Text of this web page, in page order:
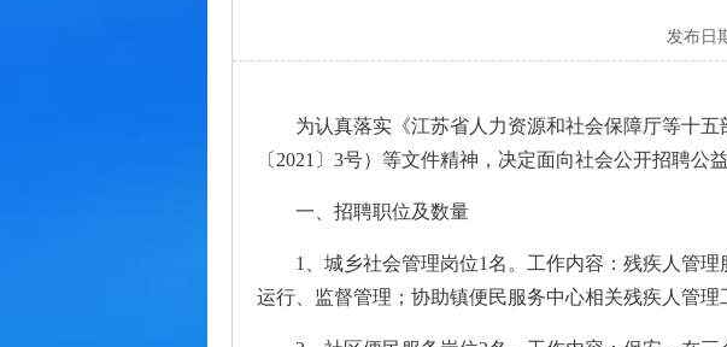
发布日
为认真落实《江苏省人力资源和社会保障厅等十
〔2021〕3号）等文件精神，决定面向社会公开招聘公
一、招聘职位及数量
1、城乡社会管理岗位1名。工作内容：残疾人管
运行、监督管理；协助镇便民服务中心相关残疾人管